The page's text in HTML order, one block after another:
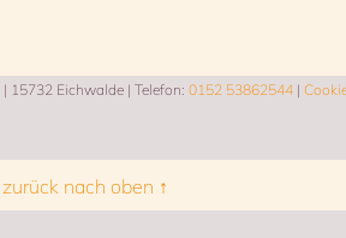
15732 Eichwalde | Telefon: 0152 53862544|
zurück nach oben ↑